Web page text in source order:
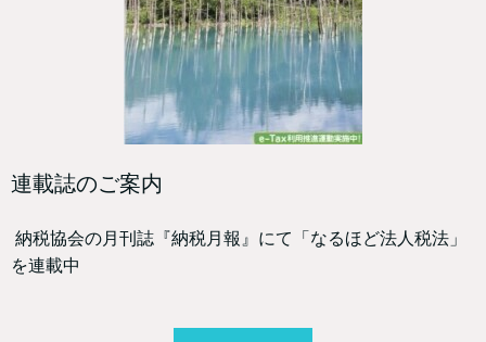
連載誌のご案内
納税協会の月刊誌『納税月報』にて「なるほど法人税法」
を連載中